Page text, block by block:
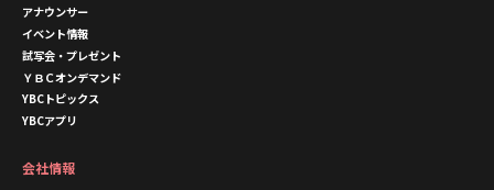
アナウンサー
イベント情報
試写会・プレゼント
ＹＢＣオンデマンド
YBCトピックス
YBCアプリ
会社情報